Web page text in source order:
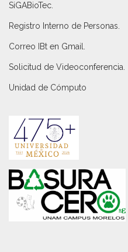
SiGABioTec.
Registro Interno de Personas
Correo IBt en Gmail
Solicitud de Videoconferencia.
Unidad de Cómputo